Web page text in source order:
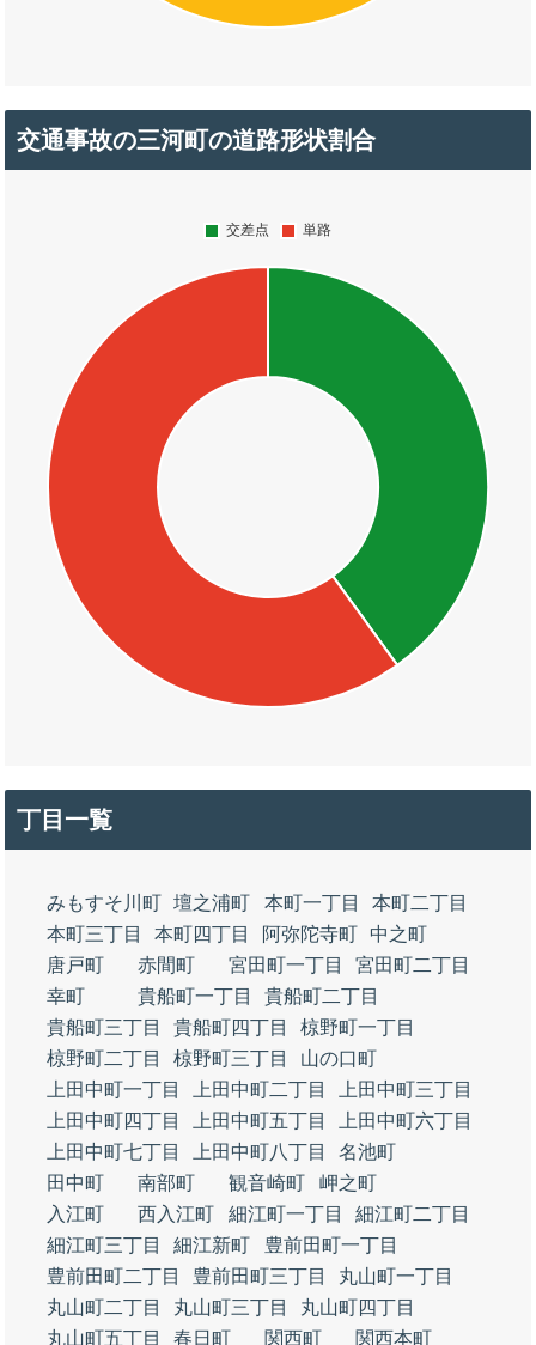
交通事故の三河町の道路形状割合
丁目一覧
みもすそ川町 壇之浦町 本町一丁目
本町二丁目
本町三丁目
本町四丁目 阿弥陀寺町
中之町
唐戸町
赤間町 宮田町一丁目
宮田町二丁目
幸町
貴船町一丁目
貴船町二丁目
貴船町三丁目
貴船町四丁目
椋野町一丁目
椋野町二丁目
椋野町三丁目
山の口町
上田中町一丁目
上田中町二丁目
上田中町三丁目
上田中町四丁目
上田中町五丁目
上田中町六丁目
上田中町七丁目
上田中町八丁目
名池町
田中町
南部町 観音崎町
岬之町
入江町
西入江町 細江町一丁目
細江町二丁目
細江町三丁目
細江新町
豊前田町一丁目
豊前田町二丁目
豊前田町三丁目
丸山町一丁目
丸山町二丁目
丸山町三丁目
丸山町四丁目
丸山町五丁目
春日町 関西町 関西本町